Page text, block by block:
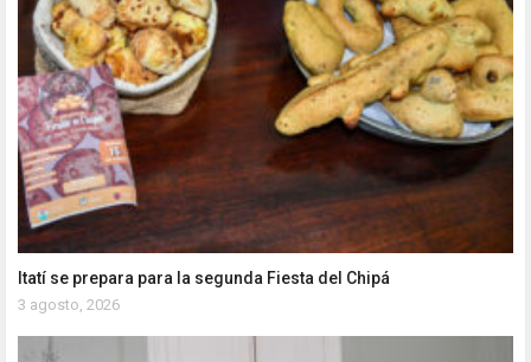
Itatí se prepara para la segunda Fiesta del Chipá
3 agosto, 2026